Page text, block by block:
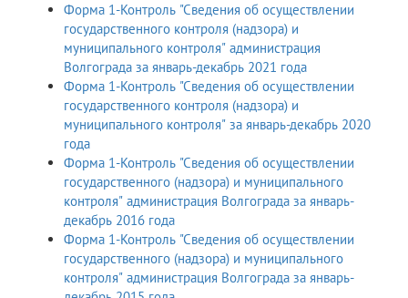
Форма 1-Контроль "Сведения об осуществлении
государственного контроля (надзора) и
муниципального контроля" администрация
Волгограда за январь-декабрь 2021 года
Форма 1-Контроль "Сведения об осуществлении
государственного контроля (надзора) и
муниципального контроля" за январь-декабрь 2020
года
Форма 1-Контроль "Сведения об осуществлении
государственного (надзора) и муниципального
контроля" администрация Волгограда за январь-
декабрь 2016 года
Форма 1-Контроль "Сведения об осуществлении
государственного (надзора) и муниципального
контроля" администрация Волгограда за январь-